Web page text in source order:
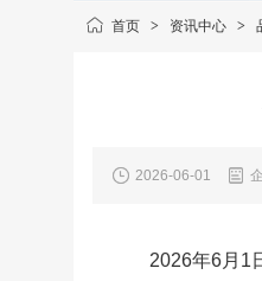
首页 > 资讯中心 >
2026-06-01
2026年6月1